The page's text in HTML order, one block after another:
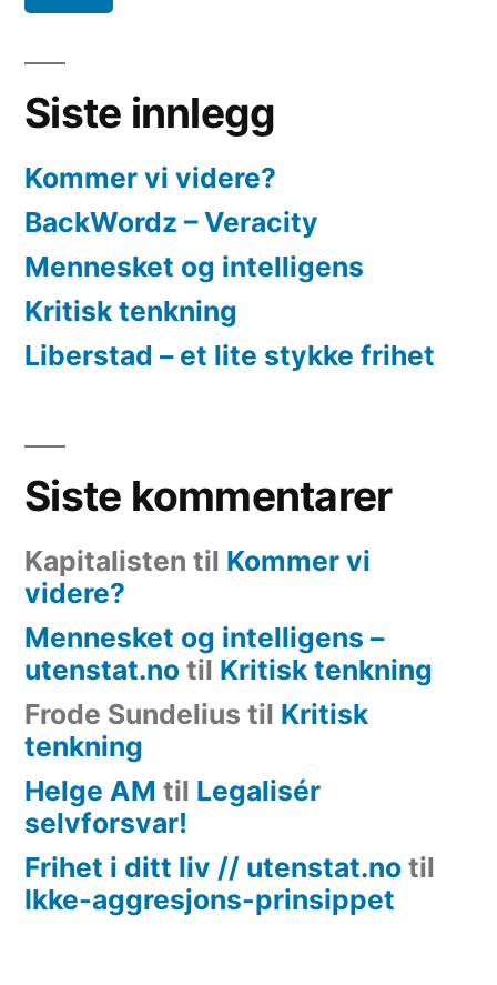
Siste innlegg
Kommer vi videre?
BackWordz – Veracity
Mennesket og intelligens
Kritisk tenkning
Liberstad – et lite stykke frihet
Siste kommentarer
Kapitalisten til Kommer vi
videre?
Mennesket og intelligens –
utenstat.no til Kritisk tenkning
Frode Sundelius til Kritisk
tenkning
Helge AM til Legalisér
selvforsvar!
Frihet i ditt liv // utenstat.no til
Ikke-aggresjons-prinsippet